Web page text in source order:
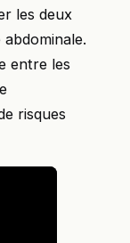
les deux
entre les
risques